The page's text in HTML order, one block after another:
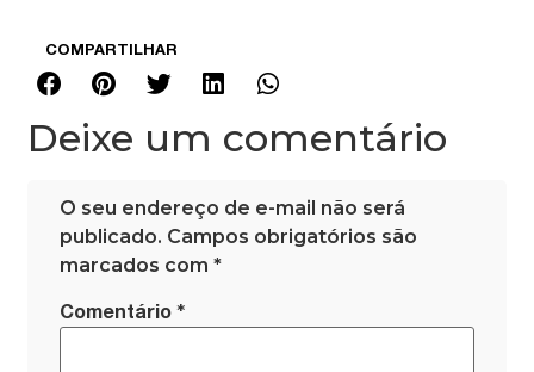
COMPARTILHAR
Deixe um comentário
O seu endereço de e-mail não será
publicado. Campos obrigatórios são
marcados com*
Comentário*